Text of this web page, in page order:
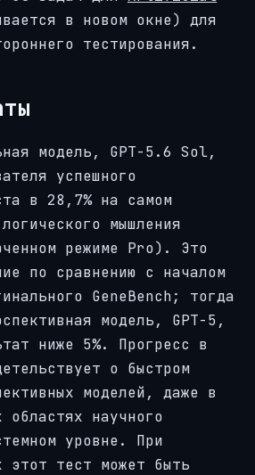
в новом окне) для
тестирования.
модель, GPT-5.6 Sol,
успешного
в 28,7% на самом
мышления
режиме Pro). Это
по сравнению с началом
GeneBench; тогда
модель, GPT-5,
ниже 5%. Прогресс в
о быстром
моделей, даже в
областях научного
уровне. При
этот тест может быть